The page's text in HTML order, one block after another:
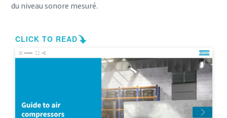
du niveau sonore mesuré.